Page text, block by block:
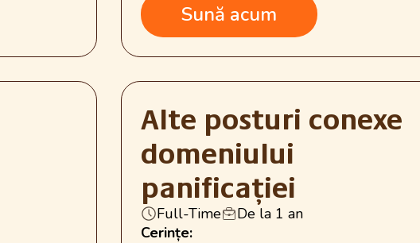
Sună acum
Alte posturi conexe
domeniului
panificației
Full-Time
De la 1 an
Cerințe: